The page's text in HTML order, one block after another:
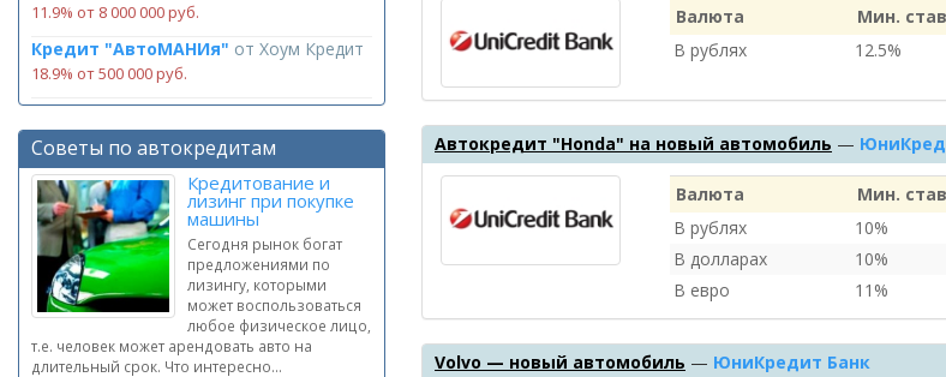
11.9% от 8 000 000 руб.
Кредит "АвтоМАНИя" от Хоум Кредит
18.9% от 500 000 руб.
Советы по автокредитам
Кредитование и
лизинг при покупке
машины
Сегодня рынок богат
предложениями по
лизингу, которыми
может воспользоваться
любое физическое лицо,
т.е. человек может арендовать авто на
длительный срок. Что интересно...
Валюта Мин.
В рублях
12.5%
Автокредит "Honda" на новый автомобиль —
Валюта Мин.
В рублях
10%
В долларах
10%
В евро
11%
Volvo — новый автомобиль — ЮниКредит Банк